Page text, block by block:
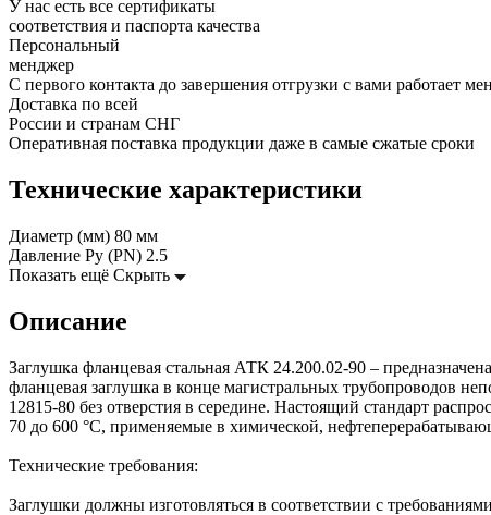
У нас есть все сертификаты
соответствия и паспорта качества
Персональный
менджер
С первого контакта до завершения отгрузки с вами работает
Доставка по всей
России и странам СНГ
Оперативная поставка продукции даже в самые сжатые сроки
Технические характеристики
Диаметр (мм) 80 мм
Давление Ру (PN) 2.5
Показать ещё Скрыть
Описание
Заглушка фланцевая стальная АТК 24.200.02-90 –
фланцевая заглушка в конце магистральных трубопроводов
12815-80 без отверстия в середине. Настоящий стандарт
70 до 600 °С, применяемые в химической,
Технические требования:
Заглушки должны изготовляться в соответствии с